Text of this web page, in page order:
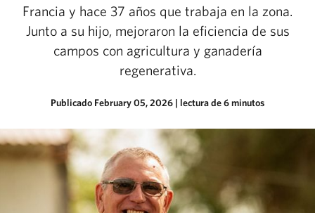
Francia y hace 37 años que trabaja en la zona.
Junto a su hijo, mejoraron la eficiencia de sus
campos con agricultura y ganadería
regenerativa.
Publicado February 05, 2026 | lectura de 6 minutos